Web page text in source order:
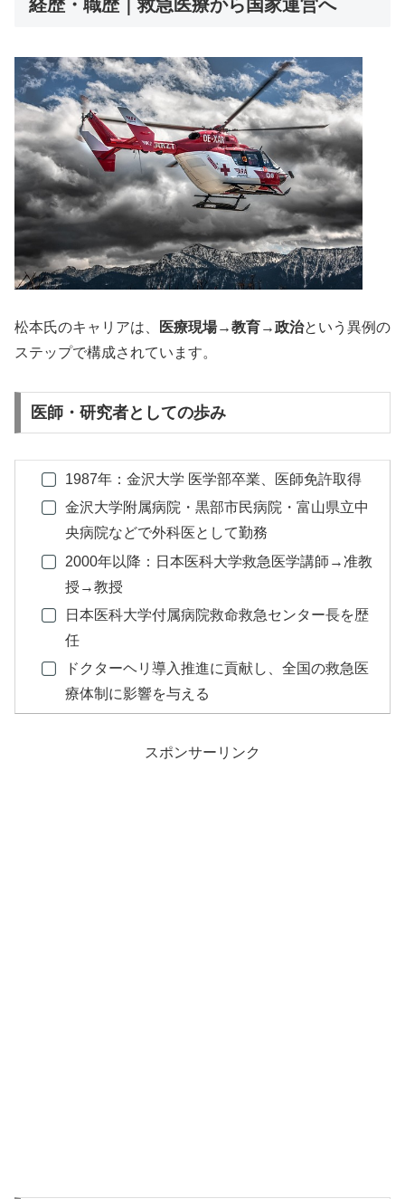
経歴・職歴｜救急医療から国家運営へ
松本氏のキャリアは、 医療現場→教育→政治という異例の
ステップで構成されています。
医師・研究者としての歩み
1987年：金沢大学 医学部卒業、医師免許取得
金沢大学附属病院・黒部市民病院・富山県立中
央病院などで外科医として勤務
2000年以降：日本医科大学救急医学講師→准教
授→教授
日本医科大学付属病院救命救急センター長を歴
任
ドクターヘリ導入推進に貢献し、全国の救急医
療体制に影響を与える
スポンサーリンク